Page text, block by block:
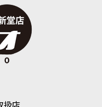
に繁茂する植物が
BLUE スキンク・
は、ウォーハンマ
ミン・ファー